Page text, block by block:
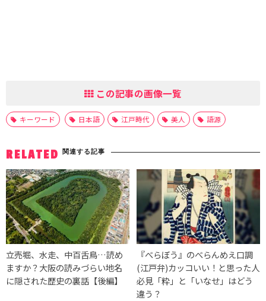
この記事の画像一覧
キーワード 日本語 江戸時代 美人 語源
RELATED 関連する記事
立売堀、水走、中百舌鳥…読め
ますか？大阪の読みづらい地名
に隠された歴史の裏話【後編】
『べらぼう』のべらんめえ口調
(江戸弁)カッコいい！と思った人
必見「粋」と「いなせ」はどう
違う？